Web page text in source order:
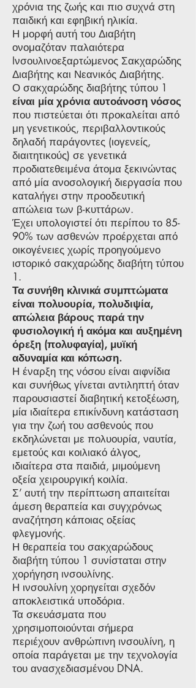
χρόνια της ζωής και πιο συχνά στη
παιδική και εφηβική ηλικία.
Η μορφή αυτή του Διαβήτη
ονομαζόταν παλαιότερα
Iνσουλινοεξαρτώμενος Σακχαρώδης
Διαβήτης και Νεανικός Διαβήτης.
Ο σακχαρώδης διαβήτης τύπου 1
είναι μία χρόνια αυτοάνοση νόσος
που πιστεύεται ότι προκαλείται από
μη γενετικούς, περιβαλλοντικούς
δηλαδή παράγοντες (ιογενείς,
διαιτητικούς) σε γενετικά
προδιατεθειμένα άτομα ξεκινώντας
από μία ανοσολογική διεργασία που
καταλήγει στην προοδευτική
απώλεια των β-κυττάρων.
Έχει υπολογιστεί ότι περίπου το 85-
90% των ασθενών προέρχεται από
οικογένειες χωρίς προηγούμενο
ιστορικό σακχαρώδης διαβήτη τύπου
1.
Τα συνήθη κλινικά συμπτώματα
είναι πολυουρία, πολυδιψία,
απώλεια βάρους παρά την
φυσιολογική ή ακόμα και αυξημένη
όρεξη (πολυφαγία), μυϊκή
αδυναμία και κόπωση.
Η έναρξη της νόσου είναι αιφνίδια
και συνήθως γίνεται αντιληπτή όταν
παρουσιαστεί διαβητική κετοξέωση,
μία ιδιαίτερα επικίνδυνη κατάσταση
για την ζωή του ασθενούς που
εκδηλώνεται με πολυουρία, ναυτία,
εμετούς και κοιλιακό άλγος,
ιδιαίτερα στα παιδιά, μιμούμενη
οξεία χειρουργική κοιλία.
Σ’ αυτή την περίπτωση απαιτείται
άμεση θεραπεία και συγχρόνως
αναζήτηση κάποιας οξείας
φλεγμονής.
Η θεραπεία του σακχαρώδους
διαβήτη τύπου 1 συνίσταται στην
χορήγηση ινσουλίνης.
Η ινσουλίνη χορηγείται σχεδόν
αποκλειστικά υποδόρια.
Τα σκευάσματα που
χρησιμοποιούνται σήμερα
περιέχουν ανθρώπινη ινσουλίνη, η
οποία παράγεται με την τεχνολογία
του ανασχεδιασμένου DNA.